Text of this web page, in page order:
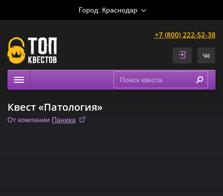
Город: Краснодар
+7 (800) 222-52-38
Выездные
Квест «Патология»
От компании Паника